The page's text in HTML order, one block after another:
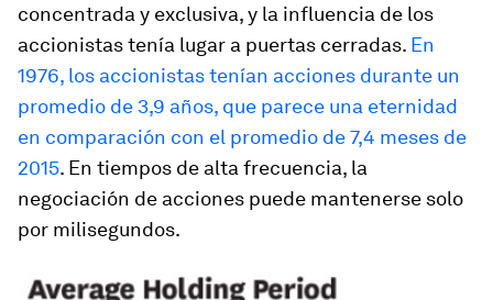
concentrada y exclusiva, y la influencia de los
accionistas tenía lugar a puertas cerradas. En
1976, los accionistas tenían acciones durante un
promedio de 3,9 años, que parece una eternidad
en comparación con el promedio de 7,4 meses de
2015. En tiempos de alta frecuencia, la
negociación de acciones puede mantenerse solo
por milisegundos.